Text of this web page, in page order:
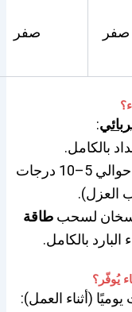
صفر صفر
:
بالكامل.
لكن الماء يبرد تدريجيًا (يخسر حوالي 5–10 درجات
لسحب طاقة
بالكامل.
يُوفّر؟